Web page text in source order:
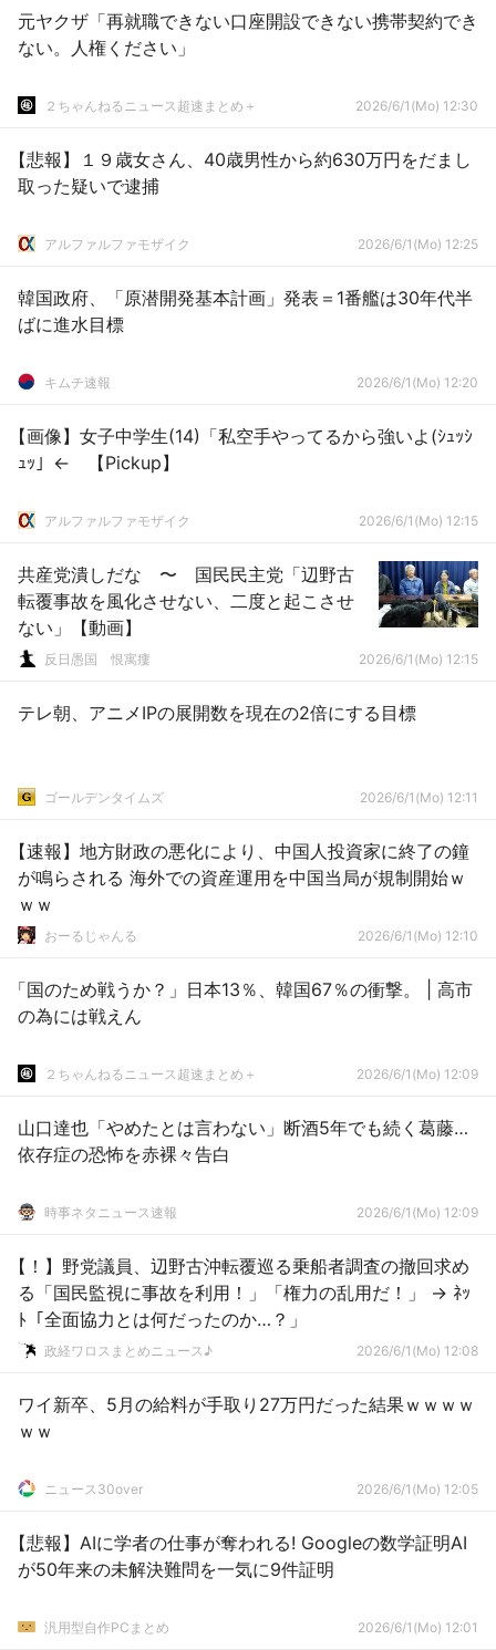
元ヤクザ「再就職できない口座開設できない携帯契約でき
ない。人権ください」
２ちゃんねるニュース超速まとめ＋ 2026/6/1(Mo) 12:30
【悲報】１９歳女さん、40歳男性から約630万円をだまし
取った疑いで逮捕
アルファルファモザイク 2026/6/1(Mo) 12:25
韓国政府、「原潜開発基本計画」発表＝1番艦は30年代半
ばに進水目標
キムチ速報 2026/6/1(Mo) 12:20
【画像】女子中学生(14)「私空手やってるから強いよ(ｼｭｯｼ
ｭｯ」← 【Pickup】
アルファルファモザイク 2026/6/1(Mo) 12:15
共産党潰しだな 〜 国民民主党「辺野古
転覆事故を風化させない、二度と起こさせ
ない」【動画】
反日愚国 恨寓瘻 2026/6/1(Mo) 12:15
テレ朝、アニメIPの展開数を現在の2倍にする目標
ゴールデンタイムズ 2026/6/1(Mo) 12:11
【速報】地方財政の悪化により、中国人投資家に終了の鐘
が鳴らされる 海外での資産運用を中国当局が規制開始ｗ
ｗｗ
おーるじゃんる 2026/6/1(Mo) 12:10
「国のため戦うか？」日本13％、韓国67％の衝撃。 | 高市
の為には戦えん
２ちゃんねるニュース超速まとめ＋ 2026/6/1(Mo) 12:09
山口達也「やめたとは言わない」断酒5年でも続く葛藤…
依存症の恐怖を赤裸々告白
時事ネタニュース速報 2026/6/1(Mo) 12:09
【！】野党議員、辺野古沖転覆巡る乗船者調査の撤回求め
る「国民監視に事故を利用！」「権力の乱用だ！」 → ﾈｯ
ﾄ「全面協力とは何だったのか…？」
政経ワロスまとめニュース♪ 2026/6/1(Mo) 12:08
ワイ新卒、5月の給料が手取り27万円だった結果ｗｗｗｗ
ｗｗ
ニュース30over 2026/6/1(Mo) 12:05
【悲報】AIに学者の仕事が奪われる! Googleの数学証明AI
が50年来の未解決難問を一気に9件証明
汎用型自作PCまとめ 2026/6/1(Mo) 12:01